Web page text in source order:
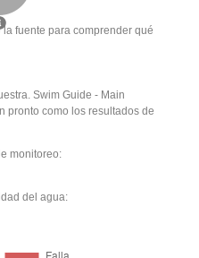
fuente para comprender qué
Swim Guide - Main
pronto como los resultados de
monitoreo:
del agua: